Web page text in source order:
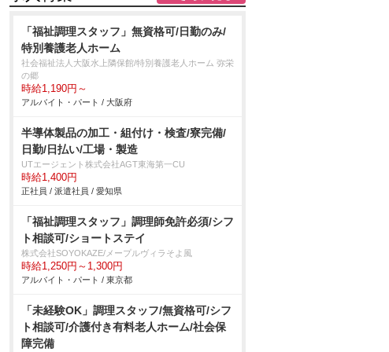
「福祉調理スタッフ」無資格可/日勤のみ/
特別養護老人ホーム
社会福祉法人大阪水上隣保館/特別養護老人ホーム 弥栄
の郷
時給1,190円～
アルバイト・パート / 大阪府
半導体製品の加工・組付け・検査/寮完備/
日勤/日払い/工場・製造
UTエージェント株式会社AGT東海第一CU
時給1,400円
正社員 / 派遣社員 / 愛知県
「福祉調理スタッフ」調理師免許必須/シフ
ト相談可/ショートステイ
株式会社SOYOKAZE/メープルヴィラそよ風
時給1,250円～1,300円
アルバイト・パート / 東京都
「未経験OK」調理スタッフ/無資格可/シフ
ト相談可/介護付き有料老人ホーム/社会保
障完備